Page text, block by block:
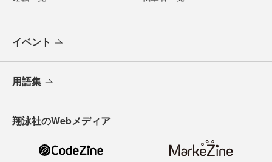
イベント
用語集
翔泳社のWebメディア